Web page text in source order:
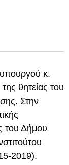
κ.
θητείας του
Στην
του Δήμου
2019).